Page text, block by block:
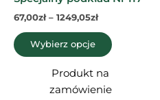
67,00zł – 1249,05zł
Wybierz opcje
Produkt na
zamówienie